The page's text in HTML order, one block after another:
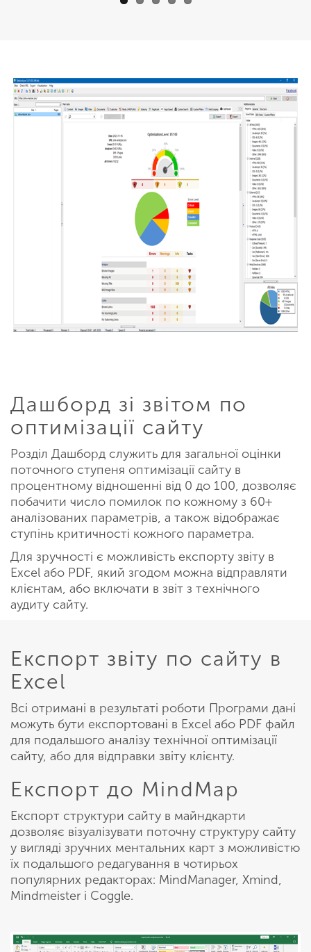
Дашборд зі звітом по
оптимізації сайту
Розділ Дашборд служить для загальної оцінки
поточного ступеня оптимізації сайту в
процентному відношенні від 0 до 100, дозволяє
побачити число помилок по кожному з 60+
аналізованих параметрів, а також відображає
ступінь критичності кожного параметра.
Для зручності є можливість експорту звіту в
Excel або PDF, який згодом можна відправляти
клієнтам, або включати в звіт з технічного
аудиту сайту.
Експорт звіту по сайту в
Excel
Всі отримані в результаті роботи Програми дані
можуть бути експортовані в Excel або PDF файл
для подальшого аналізу технічної оптимізації
сайту, або для відправки звіту клієнту.
Експорт до MindMap
Експорт структури сайту в майндкарти
дозволяє візуалізувати поточну структуру сайту
у вигляді зручних ментальних карт з можливістю
їх подальшого редагування в чотирьох
популярних редакторах: MindManager, Xmind,
Mindmeister і Coggle.